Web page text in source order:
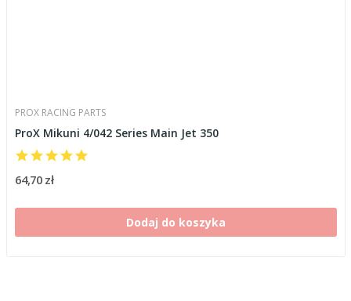
PROX RACING PARTS
ProX Mikuni 4/042 Series Main Jet 350
64,70 zł
Dodaj do koszyka